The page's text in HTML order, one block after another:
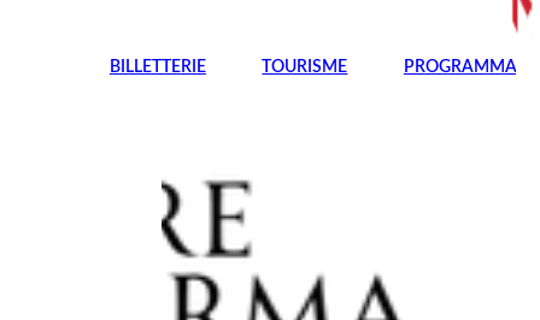
BILLETTERIE TOURISME